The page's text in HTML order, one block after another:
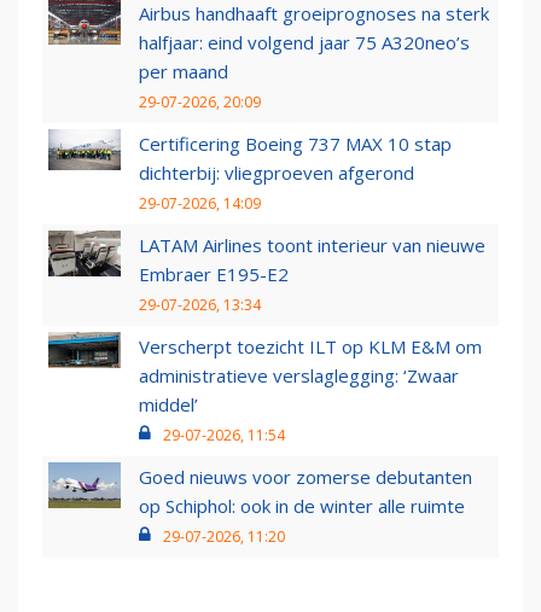
Airbus handhaaft groeiprognoses na sterk
halfjaar: eind volgend jaar 75 A320neo’s
per maand
29-07-2026, 20:09
Certificering Boeing 737 MAX 10 stap
dichterbij: vliegproeven afgerond
29-07-2026, 14:09
LATAM Airlines toont interieur van nieuwe
Embraer E195-E2
29-07-2026, 13:34
Verscherpt toezicht ILT op KLM E&M om
administratieve verslaglegging: ‘Zwaar
middel’
29-07-2026, 11:54
Goed nieuws voor zomerse debutanten
op Schiphol: ook in de winter alle ruimte
29-07-2026, 11:20